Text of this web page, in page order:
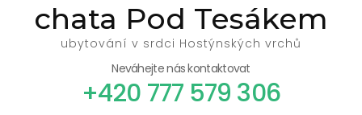
chata Pod Tesákem
ubytování v srdci Hostýnských vrchů
Neváhejte nás kontaktovat
+420 777 579 306